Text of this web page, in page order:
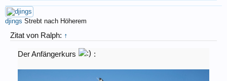
djings Strebt nach Höherem
Zitat von Ralph: ↑
Der Anfängerkurs :